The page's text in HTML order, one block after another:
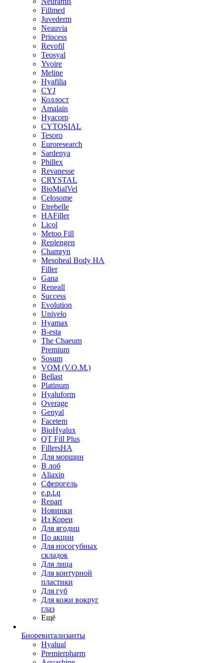
Fillmed
Juvederm
Neauvia
Princess
Revofil
Teosyal
Yvoire
Meline
Hyafilia
CYJ
Коллост
Amalain
Hyacorp
CYTOSIAL
Tesoro
Euroresearch
Sardenya
Phillex
Revanesse
CRYSTAL
BioMialVel
Celosome
Etrebelle
HAFiller
Licol
Metoo Fill
Replengen
Chamryn
Mesoheal Body HA
Filler
Gana
Reneall
Success
Evolution
Univelo
Hyamax
B-esta
The Chaeum
Premium
Sosum
VOM (V.O.M.)
Bellast
Platinum
Hyaluform
Overage
Genyal
Facetem
BioHyalux
QT Fill Plus
FillersHA
Для морщин
В лоб
Aliaxin
Сферогель
e.p.t.q
Repart
Новинки
Из Кореи
Для ягодиц
По акции
Для носогубных
складок
Для лица
Для контурной
пластики
Для губ
Для кожи вокруг
глаз
Ещё
Биоревитализанты
Hyalual
Premierpharm